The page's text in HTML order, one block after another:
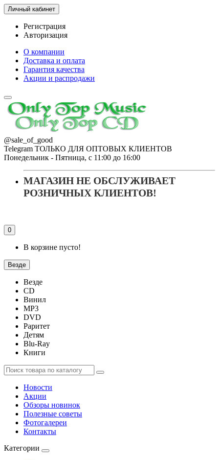
Личный кабинет
Регистрация
Авторизация
О компании
Доставка и оплата
Гарантия качества
Акции и распродажи
@sale_of_good
Telegram ТОЛЬКО ДЛЯ ОПТОВЫХ КЛИЕНТОВ
Понедельник - Пятница, с 11:00 до 16:00
МАГАЗИН НЕ ОБСЛУЖИВАЕТ
РОЗНИЧНЫХ КЛИЕНТОВ!
0
В корзине пусто!
Везде
Везде
CD
Винил
MP3
DVD
Раритет
Детям
Blu-Ray
Книги
Новости
Акции
Обзоры новинок
Полезные советы
Фотогалереи
Контакты
Категории